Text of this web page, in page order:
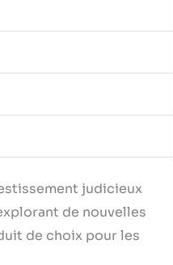
judicieux
de nouvelles
de choix pour les